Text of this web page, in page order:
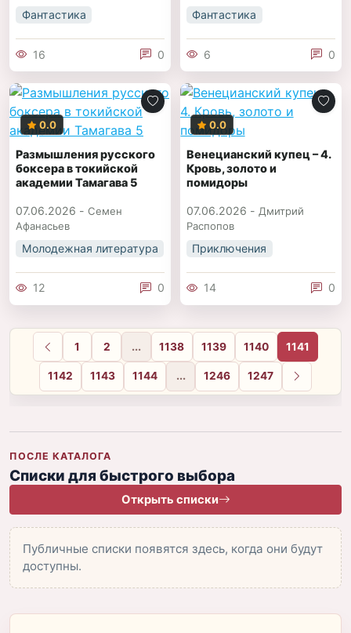
Фантастика
16 0
Фантастика
6 0
0.0
Размышления русского
боксера в токийской
академии Тамагава 5
07.06.2026 - Семен
Афанасьев
Молодежная литература
12 0
0.0
Венецианский купец – 4.
Кровь, золото и
помидоры
07.06.2026 - Дмитрий
Распопов
Приключения
14 0
Назад
1 2 ... 1138 1139 1140 1141
1142 1143 1144 ... 1246 1247 Вперёд
ПОСЛЕ КАТАЛОГА
Списки для быстрого выбора
Открыть списки
Публичные списки появятся здесь, когда они будут
доступны.